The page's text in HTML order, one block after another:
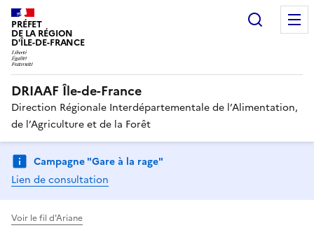
PRÉFET
DE LA RÉGION
D'ÎLE-DE-FRANCE
DRIAAF Île-de-France
Direction Régionale Interdépartementale de l’Alimentation,
de l’Agriculture et de la Forêt
Campagne "Gare à la rage"
Lien de consultation
Voir le fil d'Ariane